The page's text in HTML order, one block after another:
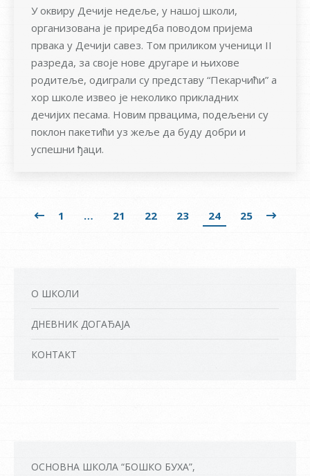
У оквиру Дечије недеље, у нашој школи,
организована је приредба поводом пријема
првака у Дечији савез. Том приликом ученици II
разреда, за своје нове другаре и њихове
родитеље, одиграли су представу “Пекарчићи” а
хор школе извео је неколико прикладних
дечијих песама. Новим првацима, подељени су
поклон пакетићи уз жеље да буду добри и
успешни ђаци.
1 … 21 22 23 24 25
О ШКОЛИ
ДНЕВНИК ДОГАЂАЈА
КОНТАКТ
ОСНОВНА ШКОЛА “БОШКО БУХА”,